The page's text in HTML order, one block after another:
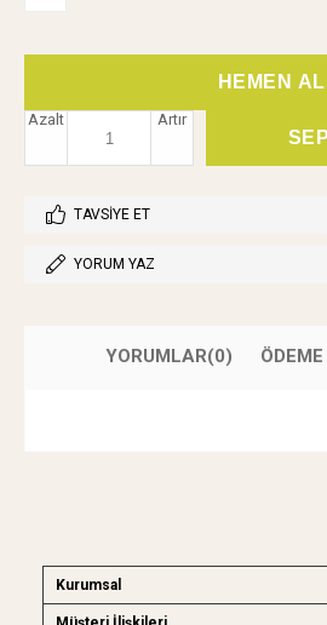
Artır
Azalt
TAVSIYE ET
YORUM YAZ
YORUMLAR(0)
Kurumsal